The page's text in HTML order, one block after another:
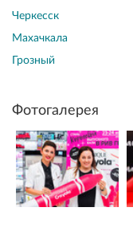
Черкесcк
Махачкала
Грозный
Фотогалерея